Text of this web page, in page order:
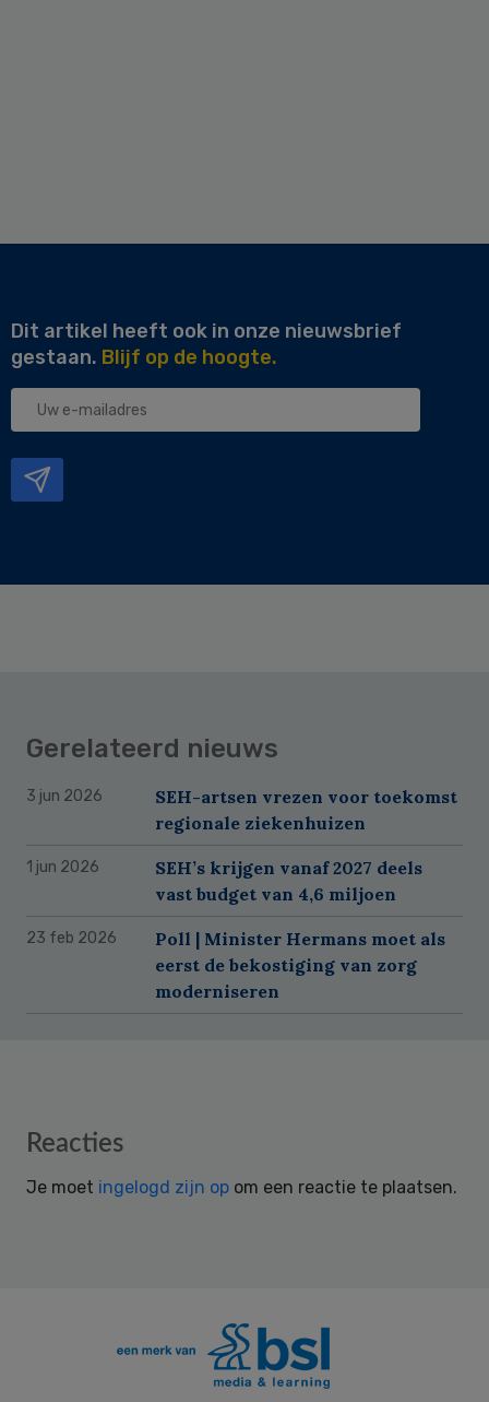
Dit artikel heeft ook in onze nieuwsbrief
gestaan. Blijf op de hoogte.
Uw
Gerelateerd nieuws
3 jun 2026
SEH-artsen vrezen voor toekomst
regionale ziekenhuizen
1 jun 2026
SEH’s krijgen vanaf 2027 deels
vast budget van 4,6 miljoen
23 feb 2026
Poll | Minister Hermans moet als
eerst de bekostiging van zorg
moderniseren
Reader
Reacties
Je moet ingelogd zijn op om een reactie te plaatsen.